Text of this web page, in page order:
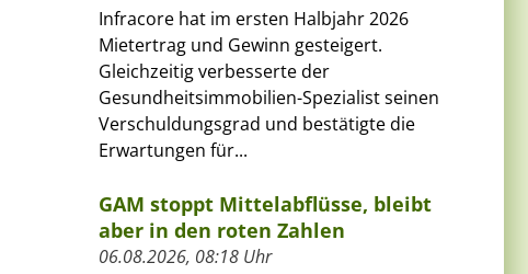
Infracore hat im ersten Halbjahr 2026
Mietertrag und Gewinn gesteigert.
Gleichzeitig verbesserte der
Gesundheitsimmobilien-Spezialist seinen
Verschuldungsgrad und bestätigte die
Erwartungen für...
GAM stoppt Mittelabflüsse, bleibt
aber in den roten Zahlen
06.08.2026, 08:18 Uhr